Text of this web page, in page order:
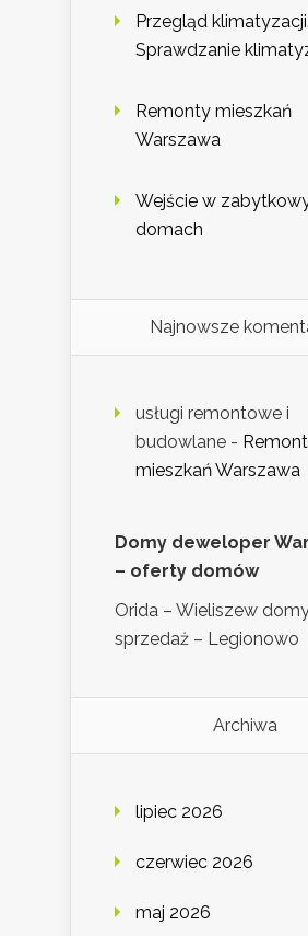
Przegląd klimatyzacji.
Sprawdzanie
Remonty mieszkań
Warszawa
Wejście w
domach
Najnowsze
usługi remontowe i
budowlane -
mieszkań Warszawa
Domy deweloper
– oferty domów
Orida – Wieliszew
sprzedaż – Legionowo
Archiwa
lipiec 2026
czerwiec 2026
maj 2026